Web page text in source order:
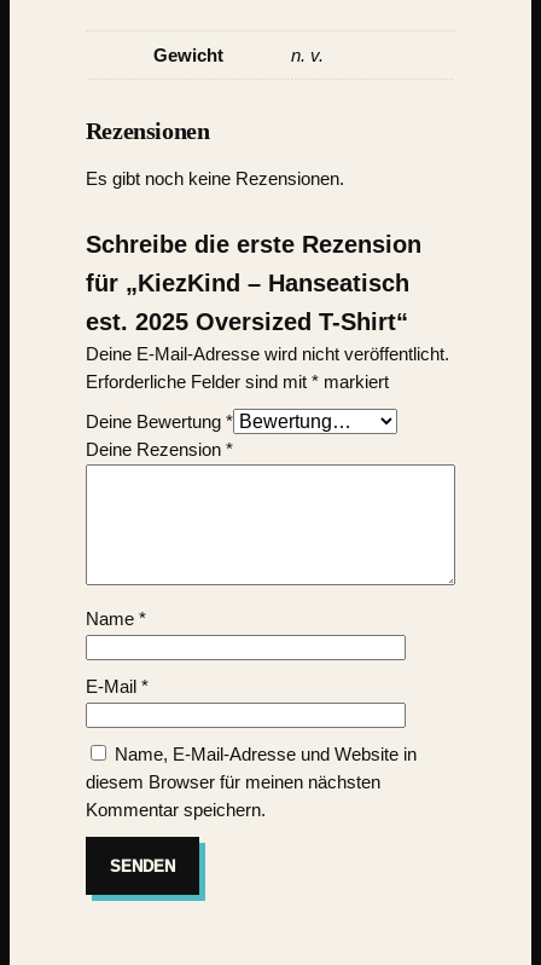
Gewicht n. v.
Rezensionen
Es gibt noch keine Rezensionen.
Schreibe die erste Rezension
für „KiezKind – Hanseatisch
est. 2025 Oversized T-Shirt“
Deine E-Mail-Adresse wird nicht veröffentlicht.
Erforderliche Felder sind mit *markiert
Deine Bewertung *
Deine Rezension *
Name *
E-Mail *
Name, E-Mail-Adresse und Website in
diesem Browser für meinen nächsten
Kommentar speichern.